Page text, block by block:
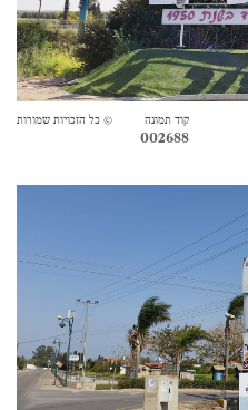
קוד תמונה
002688
© כל הזכויות שמורות